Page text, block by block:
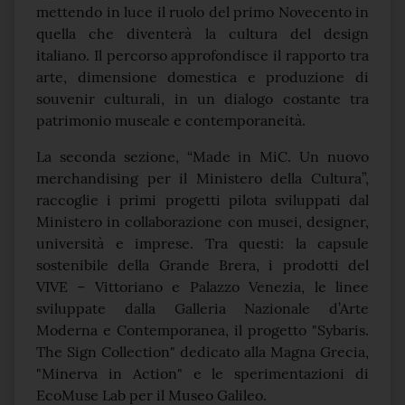
mettendo in luce il ruolo del primo Novecento in
quella che diventerà la cultura del design
italiano. Il percorso approfondisce il rapporto tra
arte, dimensione domestica e produzione di
souvenir culturali, in un dialogo costante tra
patrimonio museale e contemporaneità.
La seconda sezione, “Made in MiC. Un nuovo
merchandising per il Ministero della Cultura”,
raccoglie i primi progetti pilota sviluppati dal
Ministero in collaborazione con musei, designer,
università e imprese. Tra questi: la capsule
sostenibile della Grande Brera, i prodotti del
VIVE – Vittoriano e Palazzo Venezia, le linee
sviluppate dalla Galleria Nazionale d’Arte
Moderna e Contemporanea, il progetto "Sybaris.
The Sign Collection" dedicato alla Magna Grecia,
"Minerva in Action" e le sperimentazioni di
EcoMuse Lab per il Museo Galileo.